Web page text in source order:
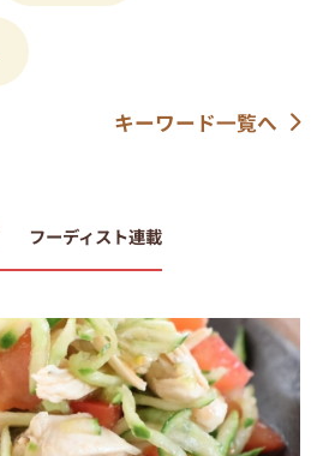
キーワード一覧へ
フーディスト連載